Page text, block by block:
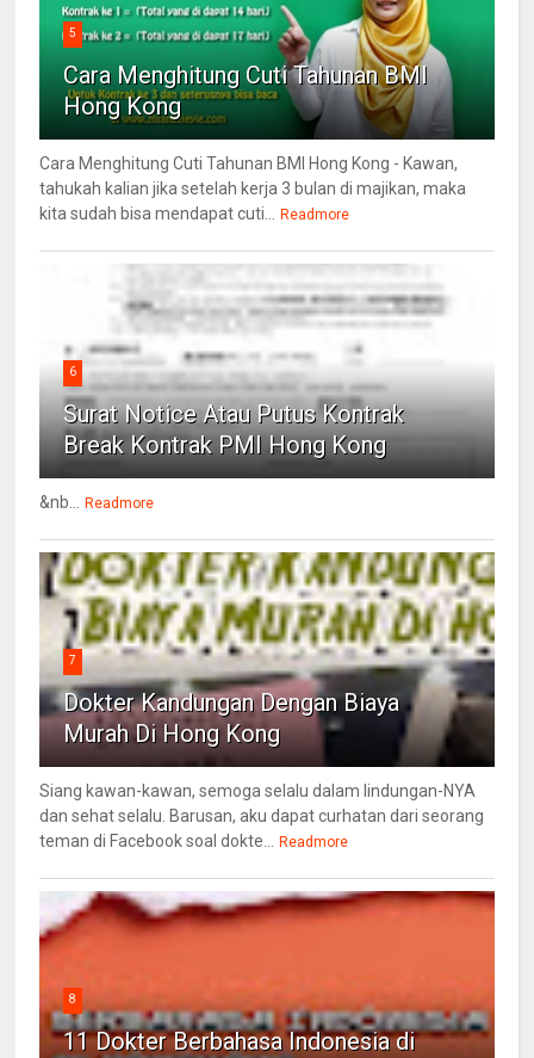
5
Cara Menghitung Cuti Tahunan BMI
Hong Kong
Cara Menghitung Cuti Tahunan BMI Hong Kong - Kawan,
tahukah kalian jika setelah kerja 3 bulan di majikan, maka
kita sudah bisa mendapat cuti... Readmore
6
Surat Notice Atau Putus Kontrak
Break Kontrak PMI Hong Kong
&nb... Readmore
7
Dokter Kandungan Dengan Biaya
Murah Di Hong Kong
Siang kawan-kawan, semoga selalu dalam lindungan-NYA
dan sehat selalu. Barusan, aku dapat curhatan dari seorang
teman di Facebook soal dokte... Readmore
8
11 Dokter Berbahasa Indonesia di